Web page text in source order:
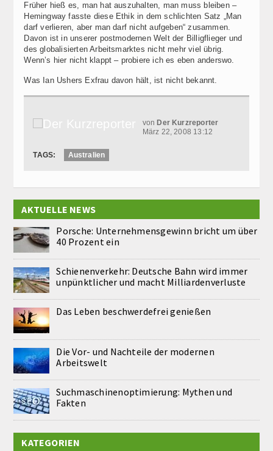
Früher hieß es, man hat auszuhalten, man muss bleiben –
Hemingway fasste diese Ethik in dem schlichten Satz „Man
darf verlieren, aber man darf nicht aufgeben“ zusammen.
Davon ist in unserer postmodernen Welt der Billigflieger und
des globalisierten Arbeitsmarktes nicht mehr viel übrig.
Wenn’s hier nicht klappt – probiere ich es eben anderswo.
Was Ian Ushers Exfrau davon hält, ist nicht bekannt.
von Der Kurzreporter
März 22, 2008 13:12
TAGS: Australien
AKTUELLE NEWS
Porsche: Unternehmensgewinn bricht um über
40 Prozent ein
Schienenverkehr: Deutsche Bahn wird immer
unpünktlicher und macht Milliardenverluste
Das Leben beschwerdefrei genießen
Die Vor- und Nachteile der modernen
Arbeitswelt
Suchmaschinenoptimierung: Mythen und
Fakten
KATEGORIEN